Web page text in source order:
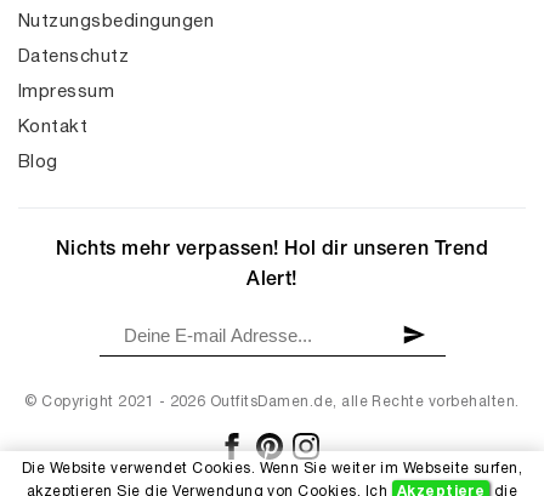
Nutzungsbedingungen
Datenschutz
Impressum
Kontakt
Blog
© Copyright 2021 - 2026 OutfitsDamen.de, alle Rechte vorbehalten.
Nichts mehr verpassen! Hol dir unseren Trend
Alert!
Die Website verwendet Cookies. Wenn Sie weiter im Webseite surfen,
akzeptieren Sie die Verwendung von Cookies. Ich
Akzeptiere die